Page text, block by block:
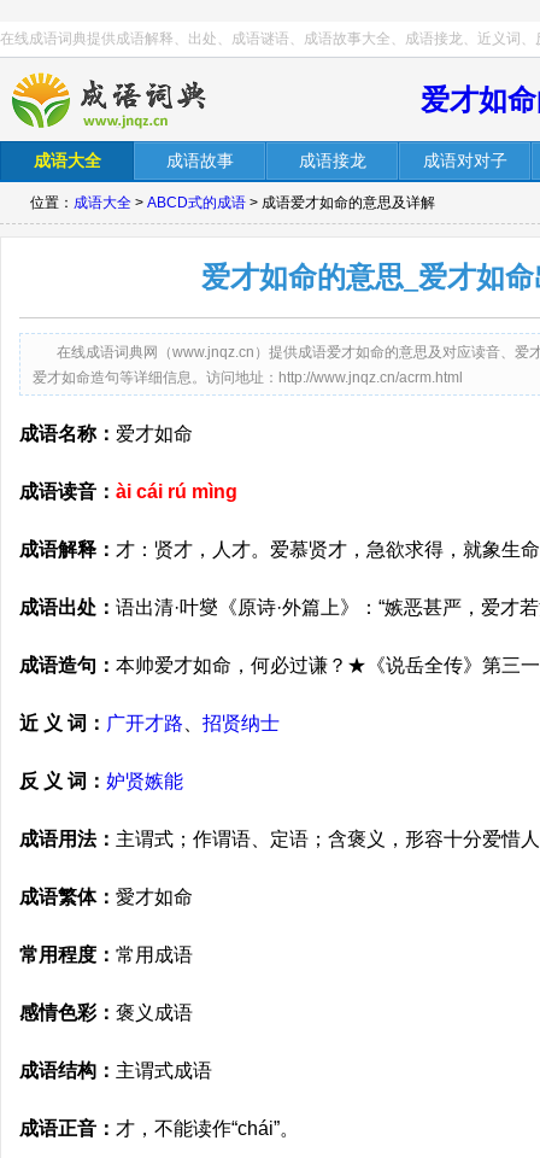
在线成语词典提供成语解释、出处、成语谜语、成语故事大全、成语接龙、近义词、
爱才如
成语大全 成语故事 成语接龙 成语对对子
位置： 成语大全 > ABCD式的成语 > 成语爱才如命的意思及详解
爱才如命的意思_爱才如
在线成语词典网（www.jnqz.cn）提供成语爱才如命的意思及对应读音、爱
爱才如命造句等详细信息。访问地址：http://www.jnqz.cn/acrm.html
成语名称： 爱才如命
成语读音： ài cái rú mìng
成语解释： 才：贤才，人才。爱慕贤才，急欲求得，就象生
成语出处： 语出清·叶燮《原诗·外篇上》：“嫉恶甚严，爱才
成语造句： 本帅爱才如命，何必过谦？★《说岳全传》第三
近 义 词： 广开才路 招贤纳士
反 义 词： 妒贤嫉能
成语用法： 主谓式；作谓语、定语；含褒义，形容十分爱惜
成语繁体： 愛才如命
常用程度： 常用成语
感情色彩： 褒义成语
成语结构： 主谓式成语
成语正音： 才，不能读作“chái”。